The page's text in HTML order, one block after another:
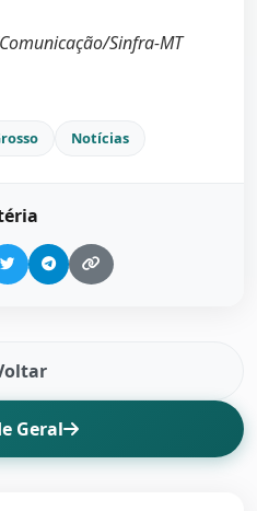
Sinfra-MT
Notícias
Geral